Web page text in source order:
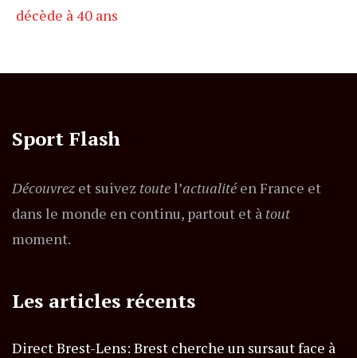
décède à 40 ans
Sport Flash
Découvrez et suivez toutel’actualitéen France et
dans le monde en continu, partout et à tout
moment.
Les articles récents
Direct Brest-Lens: Brest cherche un sursaut face à